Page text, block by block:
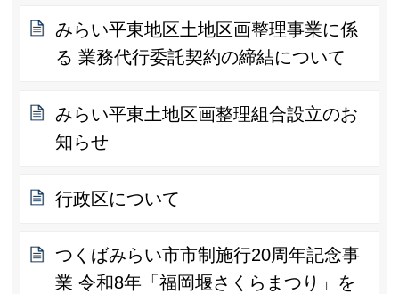
みらい平東地区土地区画整理事業に係
る 業務代行委託契約の締結について
みらい平東土地区画整理組合設立のお
知らせ
行政区について
つくばみらい市市制施行20周年記念事
業 令和8年「福岡堰さくらまつり」を